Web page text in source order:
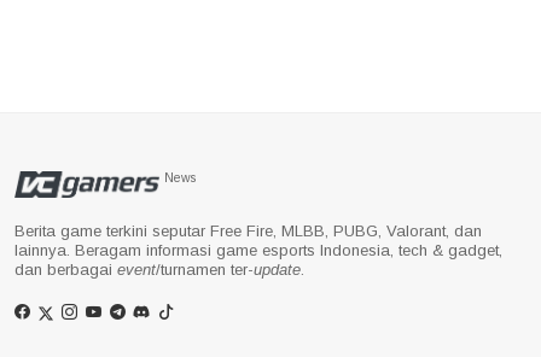
News
Berita game terkini seputar Free Fire, MLBB, PUBG, Valorant, dan
lainnya. Beragam informasi game esports Indonesia, tech & gadget,
dan berbagai event/turnamen ter-update